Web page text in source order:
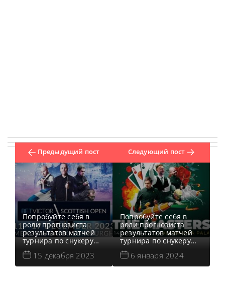
Предыдущий пост
Попробуйте себя в
роли прогнозиста
результатов матчей
турнира по снукеру
Scottish Open
(Скоттиш Опен) 2023!
Голосуйте за игрока,
15 декабря 2023
Следующий пост
Попробуйте себя в
роли прогнозиста
результатов матчей
турнира по снукеру
The Masters 2024!
Голосуйте за игрока,
который по вашему
6 января 2024